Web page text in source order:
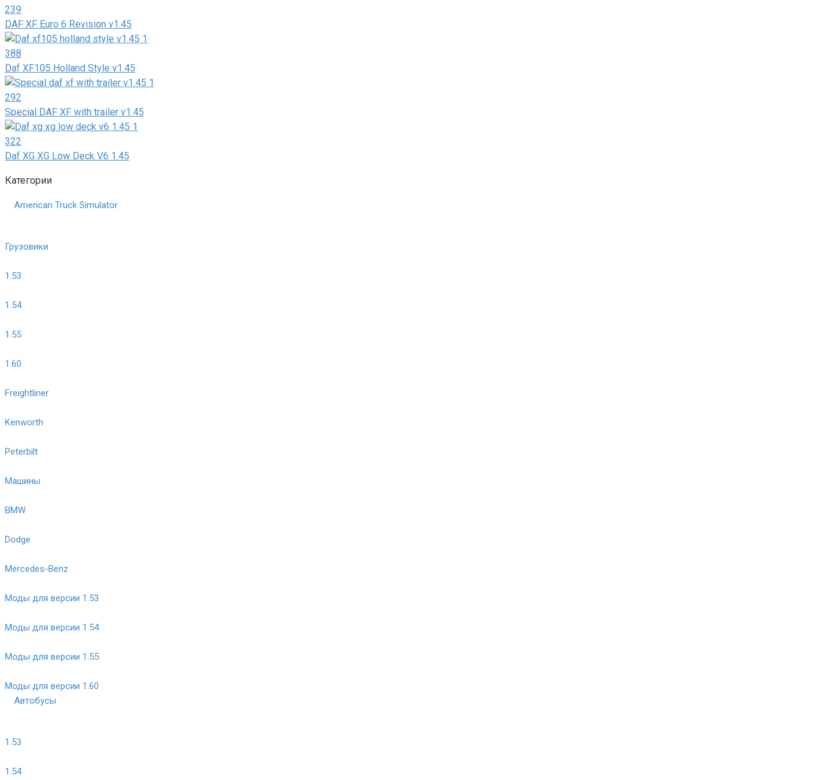
239
DAF XF Euro 6 Revision v1.45
388
Daf XF105 Holland Style v1.45
292
Special DAF XF with trailer v1.45
322
Daf XG XG Low Deck V6 1.45
Категории
American Truck Simulator
Грузовики
1.53
1.54
1.55
1.60
Freightliner
Kenworth
Peterbilt
Машины
BMW
Dodge
Mercedes-Benz
Моды для версии 1.53
Моды для версии 1.54
Моды для версии 1.55
Моды для версии 1.60
Автобусы
1.53
1.54